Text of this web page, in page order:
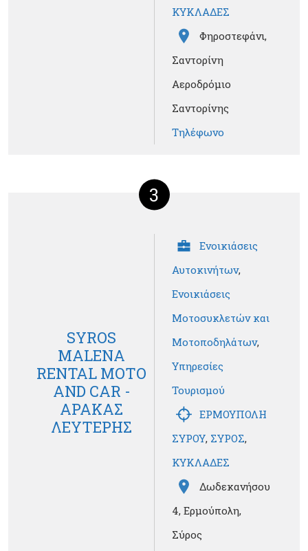
ΚΥΚΛΑΔΕΣ
Φηροστεφάνι,
Σαντορίνη
Αεροδρόμιο
Σαντορίνης
Τηλέφωνο
3
SYROS
MALENA
RENTAL MOTO
AND CAR -
ΑΡΑΚΑΣ
ΛΕΥΤΕΡΗΣ
Ενοικιάσεις
Αυτοκινήτων,
Ενοικιάσεις
Μοτοσυκλετών και
Μοτοποδηλάτων,
Υπηρεσίες
Τουρισμού
ΕΡΜΟΥΠΟΛΗ
ΣΥΡΟΥ, ΣΥΡΟΣ,
ΚΥΚΛΑΔΕΣ
Δωδεκανήσου
4, Ερμούπολη,
Σύρος